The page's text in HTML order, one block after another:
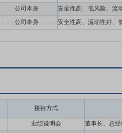
公司本身
公司本身
接待方式
业绩说明会